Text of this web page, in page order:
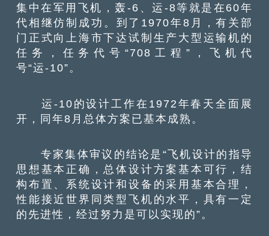
集中在军用飞机，轰-6、运-8等就是在60年
代相继仿制成功。到了1970年8月，有关部
门正式向上海市下达试制生产大型运输机的
任务，任务代号“708工程”，飞机代
号“运-10”。
运-10的设计工作在1972年春天全面展
开，同年8月总体方案已基本成熟。
专家集体审议的结论是“飞机设计的指导
思想基本正确，总体设计方案基本可行，结
构布置、系统设计和设备的采用基本合理，
性能接近世界同类型飞机的水平，具有一定
的先进性，经过努力是可以实现的”。